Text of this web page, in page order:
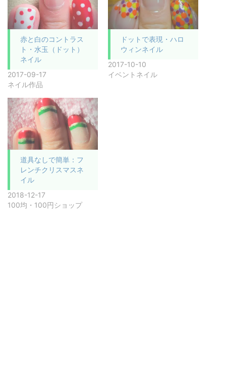
赤と白のコントラス
ト・水玉（ドット）
ネイル
2017-09-17
ネイル作品
ドットで表現・ハロ
ウィンネイル
2017-10-10
イベントネイル
道具なしで簡単：フ
レンチクリスマスネ
イル
2018-12-17
100均・100円ショップ